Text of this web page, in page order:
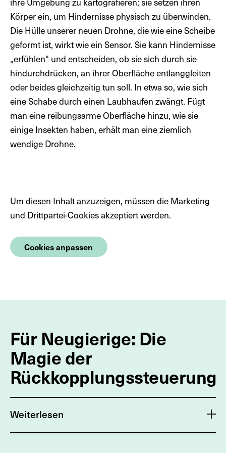
Körper ein, um Hindernisse physisch zu überwinden.
Die Hülle unserer neuen Drohne, die wie eine Scheibe
geformt ist, wirkt wie ein Sensor. Sie kann Hindernisse
„erfühlen“ und entscheiden, ob sie sich durch sie
hindurchdrücken, an ihrer Oberfläche entlanggleiten
oder beides gleichzeitig tun soll. In etwa so, wie sich
eine Schabe durch einen Laubhaufen zwängt. Fügt
man eine reibungsarme Oberfläche hinzu, wie sie
einige Insekten haben, erhält man eine ziemlich
wendige Drohne.
Um diesen Inhalt anzuzeigen, müssen die Marketing
und Drittpartei-Cookies akzeptiert werden.
Cookies anpassen
Für Neugierige: Die
Magie der
Rückkopplungssteuerung
Weiterlesen